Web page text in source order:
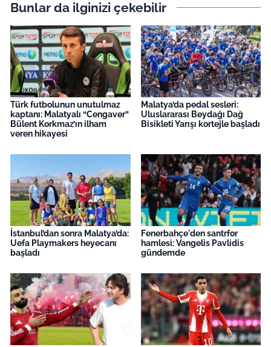
Bunlar da ilginizi çekebilir
Türk futbolunun unutulmaz
kaptanı: Malatyalı “Cengaver”
Bülent Korkmaz’ın ilham
veren hikayesi
Malatya’da pedal sesleri:
Uluslararası Beydağı Dağ
Bisikleti Yarışı kortejle başladı
İstanbul’dan sonra Malatya’da:
Uefa Playmakers heyecanı
başladı
Fenerbahçe'den santrfor
hamlesi: Vangelis Pavlidis
gündemde